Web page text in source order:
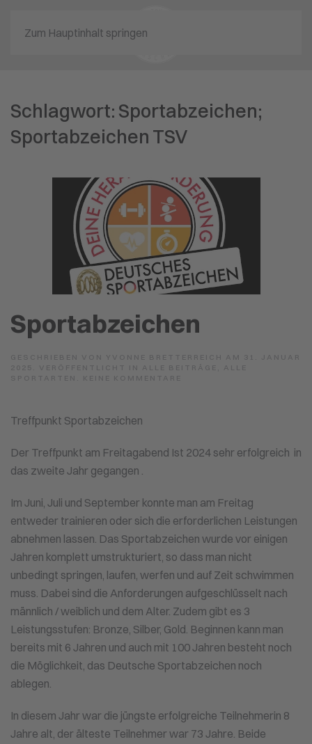
Zum Hauptinhalt springen
Schlagwort: Sportabzeichen;
Sportabzeichen TSV
Sportabzeichen
Treffpunkt Sportabzeichen
Der Treffpunkt am Freitagabend Ist 2024 sehr erfolgreich in
das zweite Jahr gegangen .
Im Juni, Juli und September konnte man am Freitag
entweder trainieren oder sich die erforderlichen Leistungen
abnehmen lassen. Das Sportabzeichen wurde vor einigen
Jahren komplett umstrukturiert, so dass man nicht
unbedingt springen, laufen, werfen und auf Zeit schwimmen
muss. Dabei sind die Anforderungen aufgeschlüsselt nach
männlich / weiblich und dem Alter. Zudem gibt es 3
Leistungsstufen: Bronze, Silber, Gold. Beginnen kann man
bereits mit 6 Jahren und auch mit 100 Jahren besteht noch
die Möglichkeit, das Deutsche Sportabzeichen noch
ablegen.
In diesem Jahr war die jüngste erfolgreiche Teilnehmerin 8
Jahre alt, der älteste Teilnehmer war 73 Jahre. Beide